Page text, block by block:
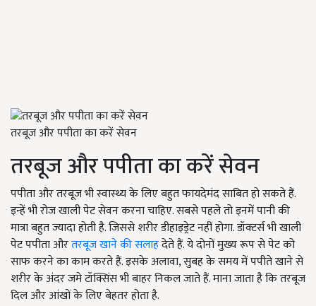
तरबूज और पपीता का करें सेवन
तरबूज और पपीता का करें सेवन
पपीता और तरबूज भी स्वास्थ्य के लिए बहुत फायदेमंद साबित हो सकते हैं.
इन्हें भी रोज खाली पेट सेवन करना चाहिए. सबसे पहले तो इनमें पानी की
मात्रा बहुत ज्यादा होती है. जिससे शरीर डीहाइड्रेट नहीं होगा. डॉक्टर्स भी खाली
पेट पपीता औरतरबूज खाने की सलाहदेते हैं. ये दोनों मुख्य रूप से पेट को
साफ करने का काम करते हैं. इसके अलावा, सुबह के समय में पपीते खाने से
शरीर के अंदर जमे टॉक्सिंस भी बाहर निकल जाते हैं. माना जाता है कि तरबूज
दिल और आंखों के लिए बेहतर होता है.